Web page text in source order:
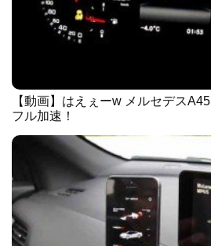
【動画】はえぇーw メルセデス
フル加速！